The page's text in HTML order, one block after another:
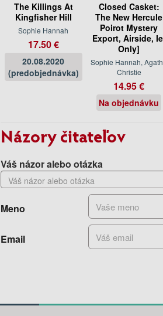
The Killings At
Kingfisher Hill
Sophie Hannah
17.50 €
20.08.2020
(predobjednávka)
Closed Casket:
The New Hercule
Poirot Mystery
Export, Airside,
Only]
Sophie Hannah,
Christie
14.95 €
Na objednávku
Názory čitateľov
Váš názor alebo otázka
Meno
Email